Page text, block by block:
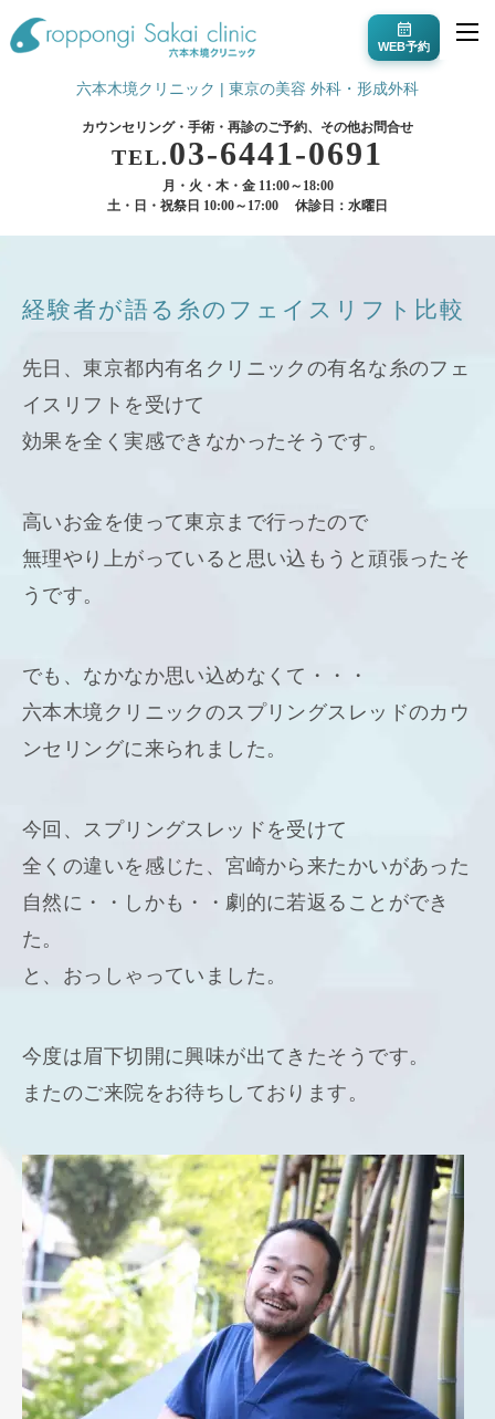
WEB予約
六本木境クリニック | 東京の美容 外科・形成外科
カウンセリング・手術・再診のご予約、その他お問合せ
TEL.03-6441-0691
月・火・木・金 11:00～18:00
土・日・祝祭日 10:00～17:00
休診日：水曜日
経験者が語る糸のフェイスリフト比較
先日、東京都内有名クリニックの有名な糸のフェ
イスリフトを受けて
効果を全く実感できなかったそうです。
高いお金を使って東京まで行ったので
無理やり上がっていると思い込もうと頑張ったそ
うです。
でも、なかなか思い込めなくて・・・
六本木境クリニックのスプリングスレッドのカウ
ンセリングに来られました。
今回、スプリングスレッドを受けて
全くの違いを感じた、宮崎から来たかいがあった
自然に・・しかも・・劇的に若返ることができ
た。
と、おっしゃっていました。
今度は眉下切開に興味が出てきたそうです。
またのご来院をお待ちしております。